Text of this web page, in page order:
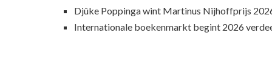
Djûke Poppinga wint Martinus Nijhoffprijs
Internationale boekenmarkt begint 2026